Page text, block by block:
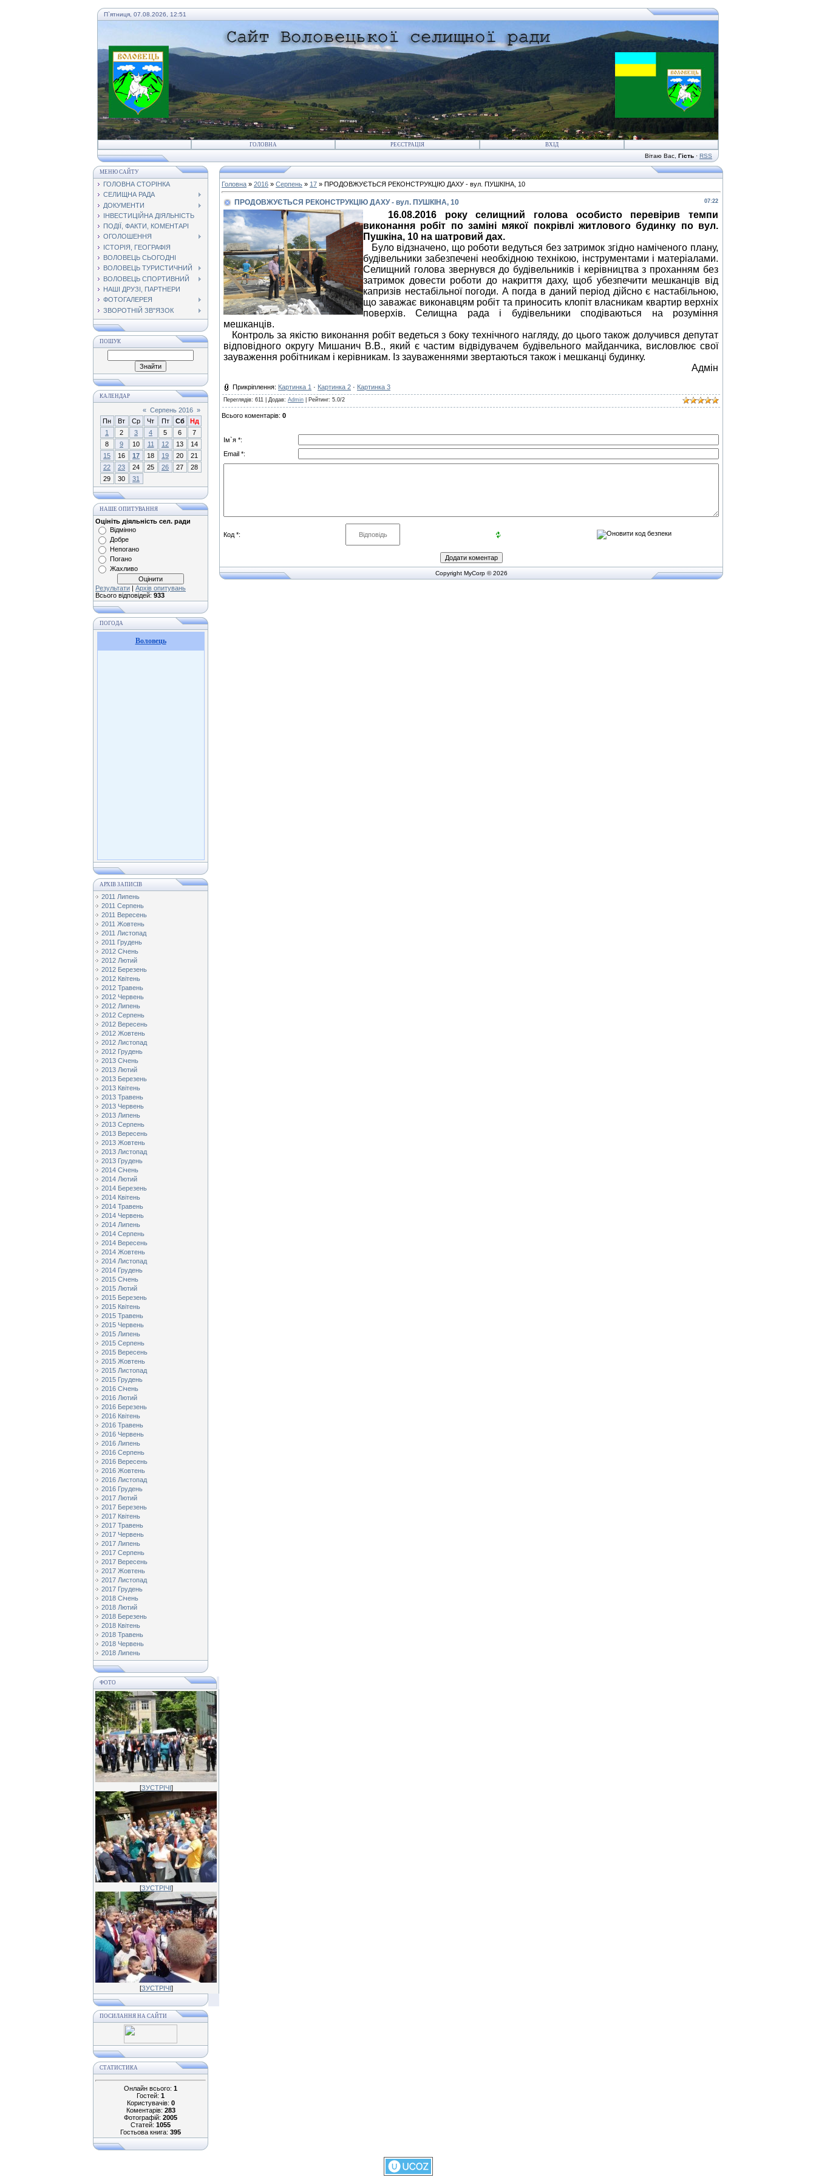
П`ятниця, 07.08.2026, 12:51
ГОЛОВНА РЕЄСТРАЦІЯ ВХІД
Вітаю Вас Гість · RSS
МЕНЮ САЙТУ
ГОЛОВНА СТОРІНКА
СЕЛИЩНА РАДА
ДОКУМЕНТИ
ІНВЕСТИЦІЙНА ДІЯЛЬНІСТЬ
ПОДІЇ, ФАКТИ, КОМЕНТАРІ
ОГОЛОШЕННЯ
ІСТОРІЯ, ГЕОГРАФІЯ
ВОЛОВЕЦЬ СЬОГОДНІ
ВОЛОВЕЦЬ ТУРИСТИЧНИЙ
ВОЛОВЕЦЬ СПОРТИВНИЙ
НАШІ ДРУЗІ, ПАРТНЕРИ
ФОТОГАЛЕРЕЯ
ЗВОРОТНІЙ ЗВ"ЯЗОК
ПОШУК
КАЛЕНДАР
« Серпень 2016 »
Пн
Вт Ср Чт Пт Сб
Нд
1
2 3 4 5 6
7
8
9 10 11 12 13
14
15
16 17 18 19 20
21
22
23 24 25 26 27
28
29
30 31
НАШЕ ОПИТУВАННЯ
Оцініть діяльність сел. ради
Відмінно
Добре
Непогано
Погано
Жахливо
Результати | Архів опитувань
Всього відповідей: 933
ПОГОДА
Воловець
АРХІВ ЗАПИСІВ
2011 Липень
2011 Серпень
2011 Вересень
2011 Жовтень
2011 Листопад
2011 Грудень
2012 Січень
2012 Лютий
2012 Березень
2012 Квітень
2012 Травень
2012 Червень
2012 Липень
2012 Серпень
2012 Вересень
2012 Жовтень
2012 Листопад
2012 Грудень
2013 Січень
2013 Лютий
2013 Березень
2013 Квітень
2013 Травень
2013 Червень
2013 Липень
2013 Серпень
2013 Вересень
2013 Жовтень
2013 Листопад
2013 Грудень
2014 Січень
2014 Лютий
2014 Березень
2014 Квітень
2014 Травень
2014 Червень
2014 Липень
2014 Серпень
2014 Вересень
2014 Жовтень
2014 Листопад
2014 Грудень
2015 Січень
2015 Лютий
2015 Березень
2015 Квітень
2015 Травень
2015 Червень
2015 Липень
2015 Серпень
2015 Вересень
2015 Жовтень
2015 Листопад
2015 Грудень
2016 Січень
2016 Лютий
2016 Березень
2016 Квітень
2016 Травень
2016 Червень
2016 Липень
2016 Серпень
2016 Вересень
2016 Жовтень
2016 Листопад
2016 Грудень
2017 Лютий
2017 Березень
2017 Квітень
2017 Травень
2017 Червень
2017 Липень
2017 Серпень
2017 Вересень
2017 Жовтень
2017 Листопад
2017 Грудень
2018 Січень
2018 Лютий
2018 Березень
2018 Квітень
2018 Травень
2018 Червень
2018 Липень
ФОТО
[ЗУСТРІЧІ]
[ЗУСТРІЧІ]
[ЗУСТРІЧІ]
ПОСИЛАННЯ НА САЙТИ
СТАТИСТИКА
Онлайн всього: 1
Гостей: 1
Користувачів: 0
Коментарів: 283
Фотографій: 2005
Статей: 1055
Гостьова книга: 395
Головна » 2016 » Серпень » 17 » ПРОДОВЖУЄТЬСЯ РЕКОНСТРУКЦІЮ ДАХУ - вул. ПУШКІНА, 10
07:22
ПРОДОВЖУЄТЬСЯ РЕКОНСТРУКЦІЮ ДАХУ - вул. ПУШКІНА, 10
16.08.2016 року селищний голова особисто перевірив темпи
виконання робіт по заміні мякої покрівлі житлового будинку по вул.
Пушкіна, 10 на шатровий дах.
Було відзначено, що роботи ведуться без затримок згідно наміченого плану,
будівельники забезпечені необхідною технікою, інструментами і матеріалами.
Селищний голова звернувся до будівельників і керівництва з проханням без
затримок довести роботи до накриття даху, щоб убезпечити мешканців від
капризів нестабільної погоди. А погда в даний період дійсно є настабільною,
що заважає виконавцям робіт та приносить клопіт власникам квартир верхніх
поверхів. Селищна рада і будівельники сподіваються на розуміння
мешканців.
Контроль за якістю виконання робіт ведеться з боку технічного нагляду, до цього також долучився депутат
відповідного округу Мишанич В.В., який є частим відвідувачем будівельного майданчика, висловлює свої
зауваження робітникам і керівникам. Із зауваженнями звертаються також і мешканці будинку.
Адмін
Прикріплення: Картинка 1 · Картинка 2 · Картинка 3
Переглядів: 611 | Додав: Admin Рейтинг: 5.0/2
Всього коментарів: 0
Ім`я *:
Email *:
Код *:
Copyright MyCorp © 2026